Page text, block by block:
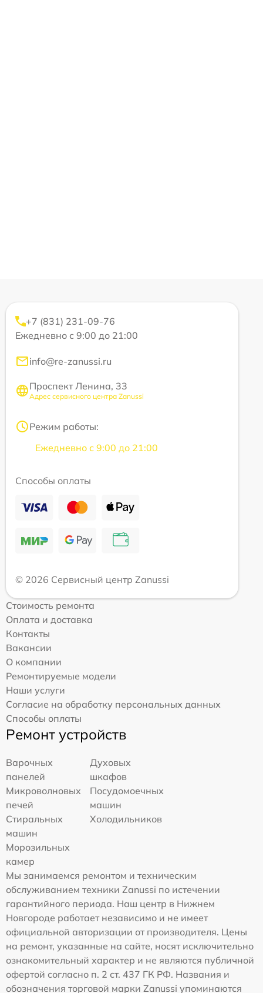
+7 (831) 231-09-76
Ежедневно с 9:00 до 21:00
info@re-zanussi.ru
Проспект Ленина, 33
Адрес сервисного центра Zanussi
Режим работы:
Ежедневно с 9:00 до 21:00
Способы оплаты
© 2026 Сервисный центр Zanussi
Стоимость ремонта
Оплата и доставка
Контакты
Вакансии
О компании
Ремонтируемые модели
Наши услуги
Согласие на обработку персональных данных
Способы оплаты
Ремонт устройств
Варочных
панелей
Духовых
шкафов
Микроволновых
печей
Посудомоечных
машин
Стиральных
машин
Холодильников
Морозильных
камер
Мы занимаемся ремонтом и техническим
обслуживанием техники Zanussi по истечении
гарантийного периода. Наш центр в Нижнем
Новгороде работает независимо и не имеет
официальной авторизации от производителя. Цены
на ремонт, указанные на сайте, носят исключительно
ознакомительный характер и не являются публичной
офертой согласно п. 2 ст. 437 ГК РФ. Названия и
обозначения торговой марки Zanussi упоминаются